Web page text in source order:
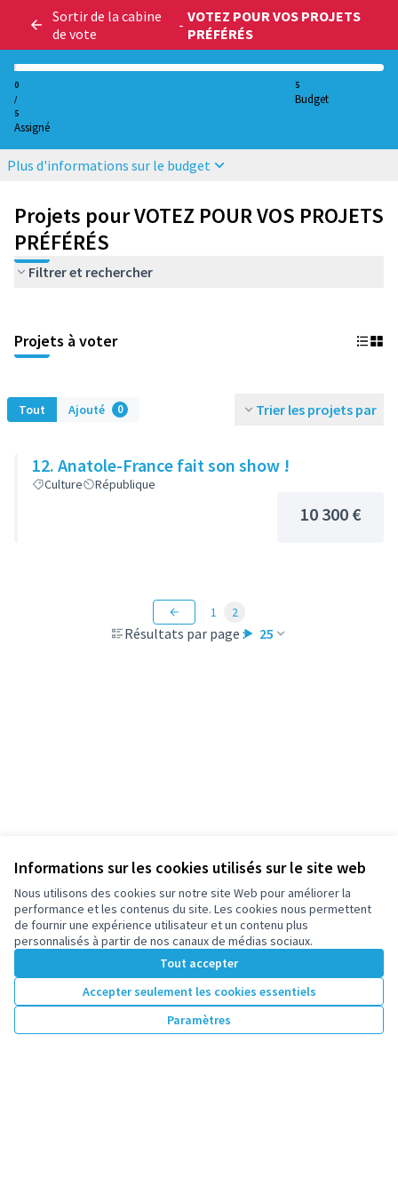
Informations sur les cookies utilisés sur le site web
Nous utilisons des cookies sur notre site Web pour améliorer la
performance et les contenus du site. Les cookies nous permettent
de fournir une expérience utilisateur et un contenu plus
personnalisés à partir de nos canaux de médias sociaux.
Tout accepter
Accepter seulement les cookies essentiels
Paramètres
Sortir de la cabine
de vote
- VOTEZ POUR VOS PROJETS
PRÉFÉRÉS
0
/
5
Assigné
5
Budget
Plus d'informations sur le budget
Projets pour VOTEZ POUR VOS PROJETS
PRÉFÉRÉS
Filtrer et rechercher
Projets à voter
Tout Ajouté 0 Trier les projets par
12. Anatole-France fait son show !
Culture République
10 300 €
Résultats par page : 25
1 2